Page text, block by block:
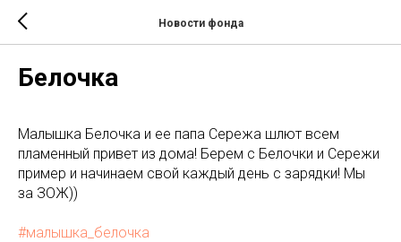
Новости фонда
Белочка
Малышка Белочка и ее папа Сережа шлют всем
пламенный привет из дома! Берем с Белочки и Сережи
пример и начинаем свой каждый день с зарядки! Мы
за ЗОЖ))
#малышка_белочка